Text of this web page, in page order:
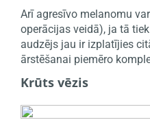
Arī agresīvo melanomu
operācijas veidā), ja tā
audzējs jau ir izplatījies
ārstēšanai piemēro
Krūts vēzis